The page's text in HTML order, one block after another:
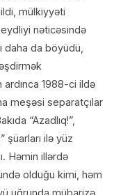
mülkiyyəti
nəticəsində
daha da böyüdü,
1988-ci ildə
meşəsi separatçılar
“Azadlıq!”,
şüarları ilə yüz
Həmin illərdə
olduğu kimi, həm
uğrunda mübarizə